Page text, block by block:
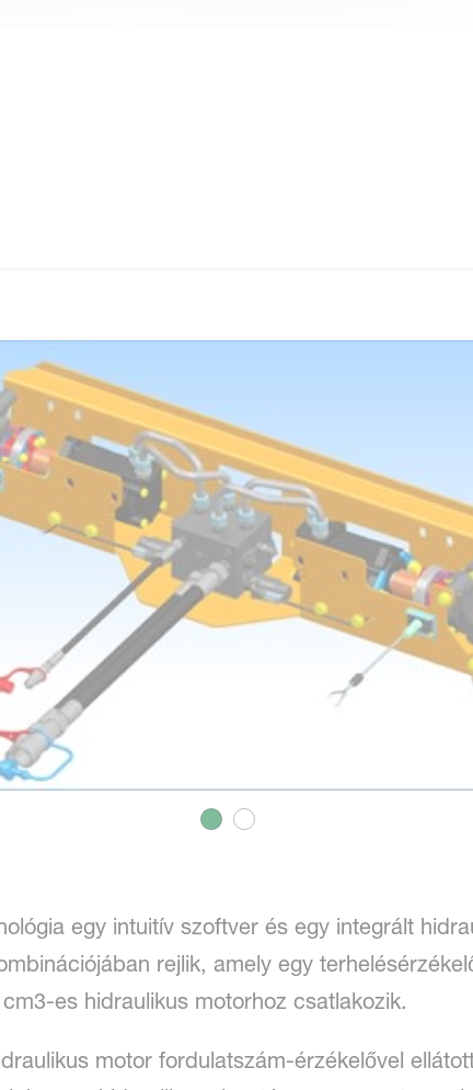
egy intuitív szoftver és egy integrált
rejlik, amely egy
es hidraulikus motorhoz csatlakozik.
motor fordulatszám-érzékelővel